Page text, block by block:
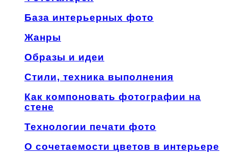
База интерьерных фото
Жанры
Образы и идеи
Стили, техника выполнения
Как компоновать фотографии на
стене
Технологии печати фото
О сочетаемости цветов в интерьере